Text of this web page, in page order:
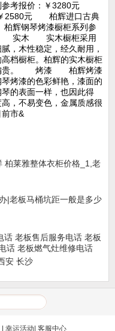
参考报价：￥3280元
￥2580元 柏辉进口古典
辉钢琴烤漆橱柜系列参
实木 实木橱柜采用
，木性稳定，经久耐用，
档橱柜。柏辉的实木橱柜
偏贵。 烤漆 柏辉烤漆
烤漆的色彩鲜艳，漆面的
的表面一样，也因此得
，不易变色，金属质感很
市&
柏莱雅整体衣柜价格_1,老
|老板马桶坑距一般是多少
话 老板售后服务电话 老板
话 老板燃气灶维修电话
安 长沙
| 幸运活动 客服中心